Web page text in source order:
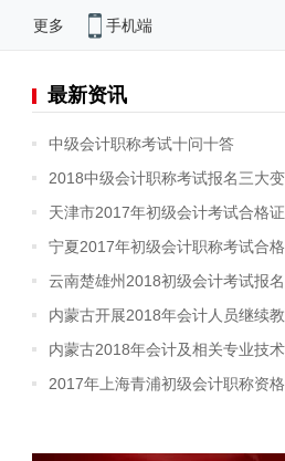
更多 手机端
最新资讯
中级会计职称考试十问十答
2018中级会计职称考试报名三大
天津市2017年初级会计考试合格
宁夏2017年初级会计职称考试合格证
云南楚雄州2018初级会计考试报名人数
内蒙古开展2018年会计人员继续教育
内蒙古2018年会计及相关专业技术人员
2017年上海青浦初级会计职称资格证